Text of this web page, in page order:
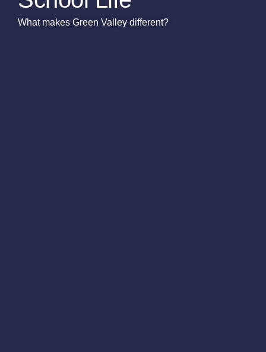
What makes Green Valley different?